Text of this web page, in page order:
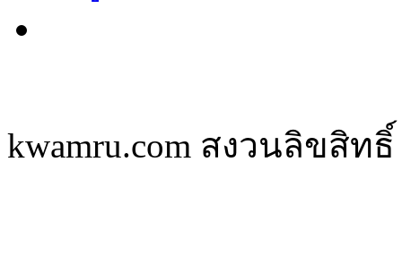
kwamru.com สงวนลิขสิทธิ์